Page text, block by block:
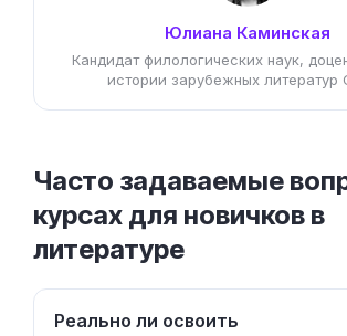
Юлиана Каминская
Кандидат филологических наук,
истории зарубежных литератур
Часто задаваемые
курсах для новичков в
литературе
Реально ли освоить